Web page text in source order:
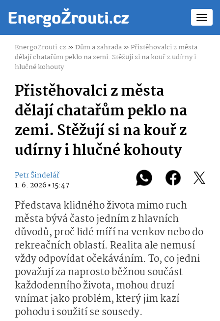
EnergoZrouti.cz»Dům a zahrada»Přistěhovalci z města
dělají chatařům peklo na zemi. Stěžují si na kouř z udírny i
hlučné kohouty
Přistěhovalci z města
dělají chatařům peklo na
zemi. Stěžují si na kouř z
udírny i hlučné kohouty
Petr Šindelář
1. 6. 2026 ▪ 15:47
Představa klidného života mimo ruch
města bývá často jedním z hlavních
důvodů, proč lidé míří na venkov nebo do
rekreačních oblastí. Realita ale nemusí
vždy odpovídat očekáváním. To, co jedni
považují za naprosto běžnou součást
každodenního života, mohou druzí
vnímat jako problém, který jim kazí
pohodu i soužití se sousedy.